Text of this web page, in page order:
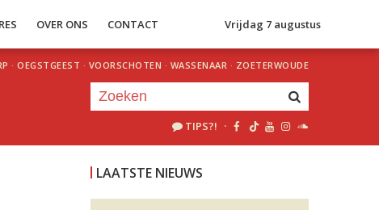
OVER ONS CONTACT Vrijdag 7 augustus
· OEGSTGEEST · VOORSCHOTEN · WASSENAAR · ZOETERWOUDE
TIPS?! ·
LAATSTE NIEUWS